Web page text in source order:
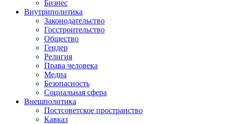
Бизнес
Внутриполитика
Законодательство
Госстроительство
Общество
Гендер
Религия
Права человека
Медиа
Безопасность
Социальная сфера
Внешполитика
Постсоветское пространство
Кавказ